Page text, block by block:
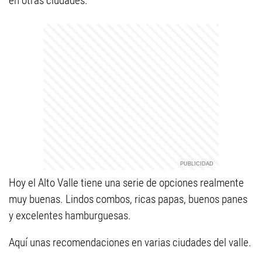
Hoy el Alto Valle tiene una serie de opciones realmente
muy buenas. Lindos combos, ricas papas, buenos panes
y excelentes hamburguesas.
Aquí unas recomendaciones en varias ciudades del valle.